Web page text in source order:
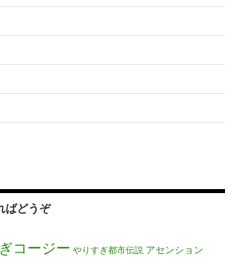
ばどうぞ
コージー やりすぎ都市伝説 アセンション